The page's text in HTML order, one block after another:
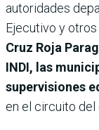
autoridades
Ejecutivo y
Cruz Roja
INDI, las
supervisiones
en el circuito